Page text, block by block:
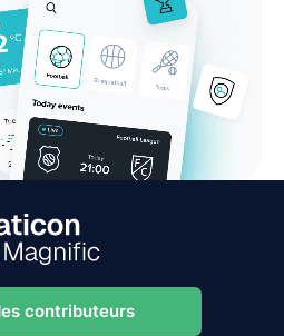
contributeurs